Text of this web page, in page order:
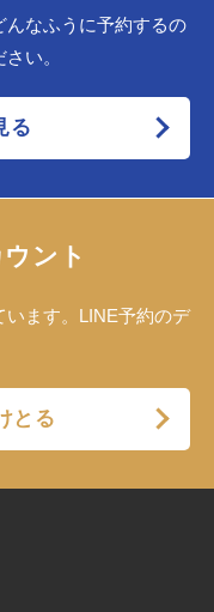
んなふうに予約するの
い。
る
ント
ます。LINE予約のデ
とる